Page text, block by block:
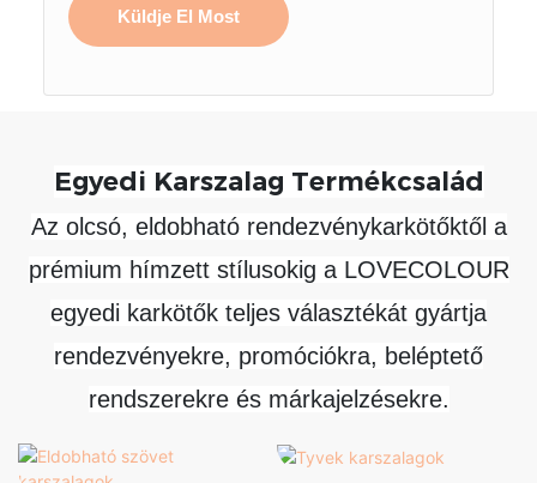
Küldje El Most
Egyedi Karszalag Termékcsalád
Az olcsó, eldobható rendezvénykarkötőktől a
prémium hímzett stílusokig a LOVECOLOUR
egyedi karkötők teljes választékát gyártja
rendezvényekre, promóciókra, beléptető
rendszerekre és márkajelzésekre.